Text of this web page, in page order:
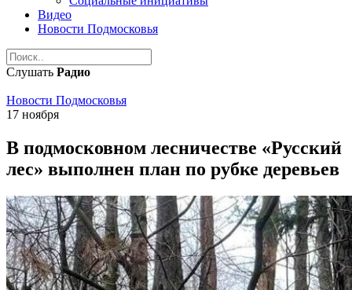
Видео
Новости Подмосковья
Слушать Радио
Новости Подмосковья
17 ноября
В подмосковном лесничестве «Русский
лес» выполнен план по рубке деревьев